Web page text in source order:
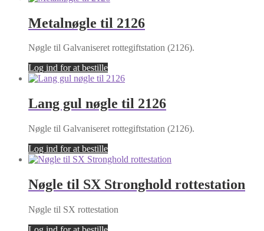
Metalnøgle til 2126
Nøgle til Galvaniseret rottegiftstation (2126).
Log ind for at bestille
Lang gul nøgle til 2126
Nøgle til Galvaniseret rottegiftstation (2126).
Log ind for at bestille
Nøgle til SX Stronghold rottestation
Nøgle til SX rottestation